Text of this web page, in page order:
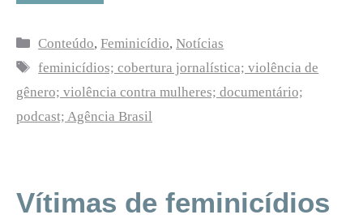
Categorias
Conteúdo,Feminicídio,Notícias
Tags
feminicídios; cobertura jornalística; violência de
gênero; violência contra mulheres; documentário;
podcast; Agência Brasil
Vítimas de feminicídios